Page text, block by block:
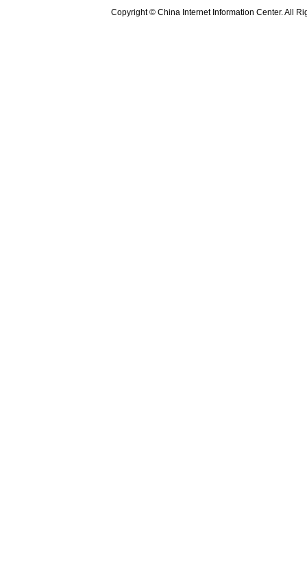
Copyright © China Internet Information Center. All